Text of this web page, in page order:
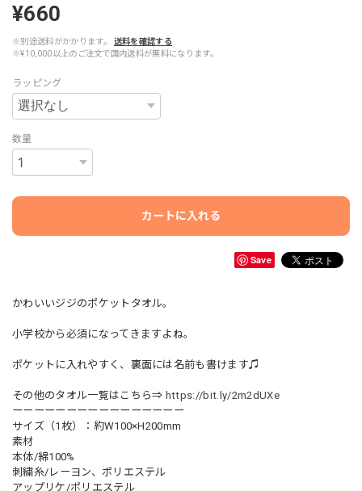
¥660
※別途送料がかかります。
送料を確認する
※¥10,000以上のご注文で国内送料が無料になります。
ラッピング
数量
カートに入れる
Save
かわいいジジのポケットタオル。
小学校から必須になってきますよね。
ポケットに入れやすく、裏面には名前も書けます♫
その他のタオル一覧はこちら⇒ https://bit.ly/2m2dUXe
ーーーーーーーーーーーーーーーー
サイズ（1枚）：約W100×H200mm
素材
本体/綿100%
刺繍糸/レーヨン、ポリエステル
アップリケ/ポリエステル